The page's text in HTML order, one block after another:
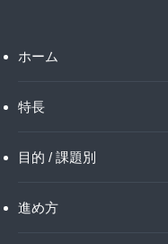
ホーム
特長
目的 / 課題別
進め方